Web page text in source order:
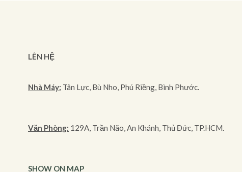
LÊN HỆ
Nhà Máy: Tân Lực, Bù Nho, Phú Riềng, Bình Phước.
Văn Phòng: 129A, Trần Não, An Khánh, Thủ Đức, TP.HCM.
SHOW ON MAP